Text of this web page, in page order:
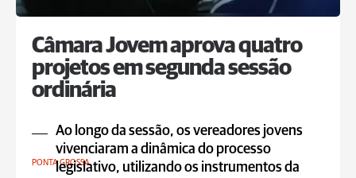
Câmara Jovem aprova quatro
projetos em segunda sessão
ordinária
Ao longo da sessão, os vereadores jovens
vivenciaram a dinâmica do processo
legislativo, utilizando os instrumentos da
PONTA GROSSA